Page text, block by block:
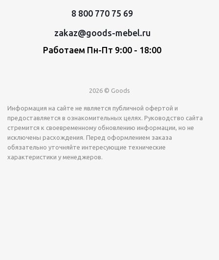
8 800 770 75 69
zakaz@goods-mebel.ru
Работаем Пн-Пт 9:00 - 18:00
2026 © Goods
Информация на сайте не является публичной офертой и
предоставляется в ознакомительных целях. Руководство сайта
стремится к своевременному обновлению информации, но не
исключены расхождения. Перед оформлением заказа
обязательно уточняйте интересующие технические
характеристики у менеджеров.